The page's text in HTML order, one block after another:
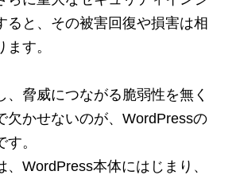
ると、その被害回復や損害は相
す。
、脅威につながる脆弱性を無く
欠かせないのが、WordPressの
。
、WordPress本体にはじまり、